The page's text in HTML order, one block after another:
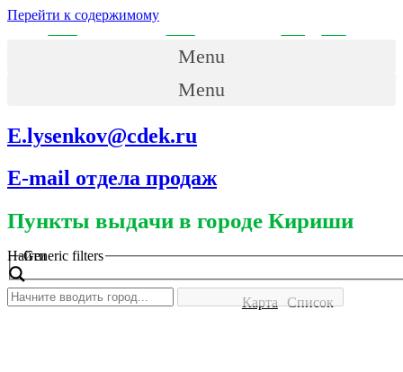
Перейти к содержимому
Menu
Menu
E.lysenkov@cdek.ru
E-mail отдела продаж
Пункты выдачи в городе Кириши
Найти
Generic filters
Карта Список